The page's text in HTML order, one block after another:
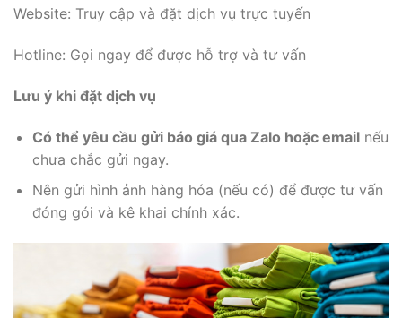
Website: Truy cập và đặt dịch vụ trực tuyến
Hotline: Gọi ngay để được hỗ trợ và tư vấn
Lưu ý khi đặt dịch vụ
Có thể yêu cầu gửi báo giá qua Zalo hoặc emailnếu
chưa chắc gửi ngay.
Nên gửi hình ảnh hàng hóa (nếu có) để được tư vấn
đóng gói và kê khai chính xác.